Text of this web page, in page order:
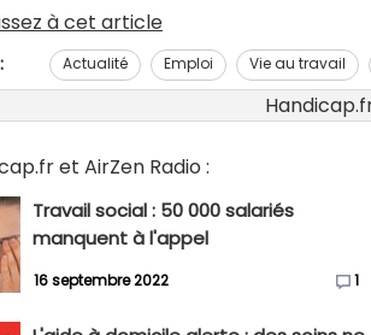
à cet article
Actualité Emploi Vie au travail
et AirZen Radio :
Travail social : 50 000 salariés
manquent à l'appel
16 septembre 2022 1